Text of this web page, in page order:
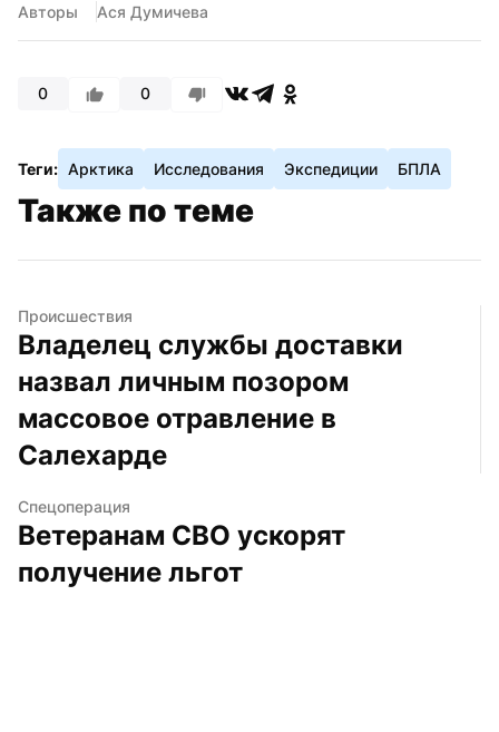
Авторы Ася Думичева
0 0
Теги: Арктика Исследования Экспедиции БПЛА
Также по теме
Происшествия
Владелец службы доставки
назвал личным позором
массовое отравление в
Салехарде
Спецоперация
Ветеранам СВО ускорят
получение льгот